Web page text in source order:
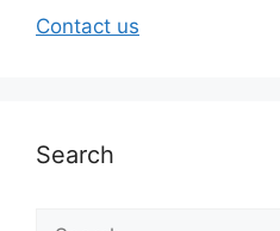
Contact us
Search